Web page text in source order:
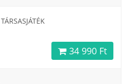
34 990 Ft